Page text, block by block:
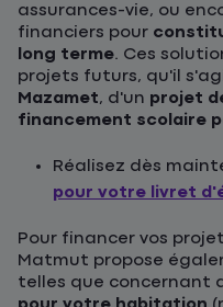
assurances-vie, ou
financiers pour
long terme. Ces
projets futurs, qu'il
Mazamet, d'un projet
financement scolaire
Réalisez dès
pour votre livret
Pour financer vos
Matmut propose
telles que concernant